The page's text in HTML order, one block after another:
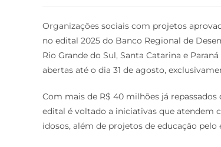
Organizações sociais com projetos
no edital 2025 do Banco Regional de
Rio Grande do Sul, Santa Catarina e
abertas até o dia 31 de agosto,
Com mais de R$ 40 milhões já
edital é voltado a iniciativas que atendem
idosos, além de projetos de educação